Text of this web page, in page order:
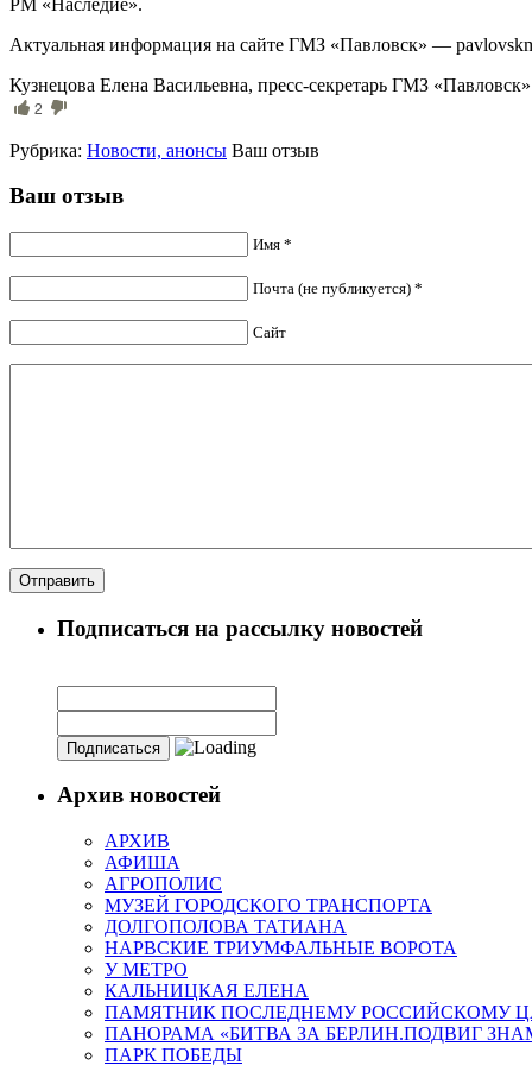
Актуальная информация на сайте ГМЗ «Павловск» —
Кузнецова Елена Васильевна, пресс-секретарь ГМЗ «Павловск»
2
Рубрика: Новости, анонсы Ваш отзыв
Ваш отзыв
Имя *
Почта (не публикуется) *
Сайт
Подписаться на рассылку новостей
Архив новостей
АРХИВ
АФИША
АГРОПОЛИС
МУЗЕЙ ГОРОДСКОГО ТРАНСПОРТА
ДОЛГОПОЛОВА ТАТИАНА
НАРВСКИЕ ТРИУМФАЛЬНЫЕ ВОРОТА
У МЕТРО
КАЛЬНИЦКАЯ ЕЛЕНА
ПАМЯТНИК ПОСЛЕДНЕМУ РОССИЙСКОМУ
ПАНОРАМА «БИТВА ЗА БЕРЛИН.ПОДВИГ
ПАРК ПОБЕДЫ